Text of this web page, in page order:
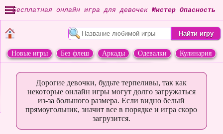
Бесплатная онлайн игра для девочек Мистер Опасность
Новые игры Без флеш Аркады Одевалки
Кулинария
Дорогие девочки, будьте терпеливы, так как
некоторые онлайн игры могут долго загружаться
из-за большого размера. Если видно белый
прямоугольник, значит все в порядке и игра скоро
загрузится.